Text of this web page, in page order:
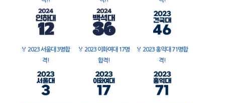
🏅 2023 서울대 3명합
격!
🏅 2023 이화여대 17명
합격!
🏅 2023 홍익대 71명합
격!